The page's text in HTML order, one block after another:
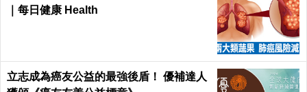
｜每日健康 Health
立志成為癌友公益的最強後盾！ 優補達人